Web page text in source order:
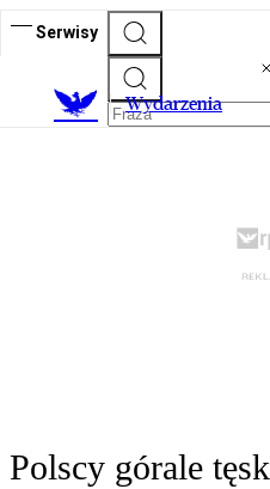
Serwisy
Wydarzenia
Polscy górale